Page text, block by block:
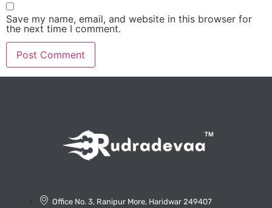
Save my name, email, and website in this browser for
the next time I comment.
Office No. 3, Ranipur More, Haridwar 249407